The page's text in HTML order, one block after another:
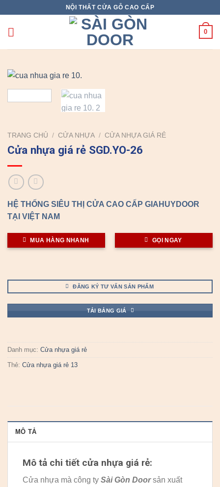
content
NỘI THẤT CỬA GỖ CAO CẤP
0
TRANG CHỦ / CỬA NHỰA / CỬA NHỰA GIÁ RẺ
Cửa nhựa giá rẻ SGD.YO-26
HỆ THỐNG SIÊU THỊ CỬA CAO CẤP GIAHUYDOOR
TẠI VIỆT NAM
MUA HÀNG NHANH GỌI NGAY
ĐĂNG KÝ TƯ VẤN SẢN PHẨM
TẢI BẢNG GIÁ
Danh mục: Cửa nhựa giá rẻ
Thẻ: Cửa nhựa giá rẻ 13
MÔ TẢ
Mô tả chi tiết cửa nhựa giá rẻ:
Cửa nhựa mà công ty Sài Gòn Doorsản xuất